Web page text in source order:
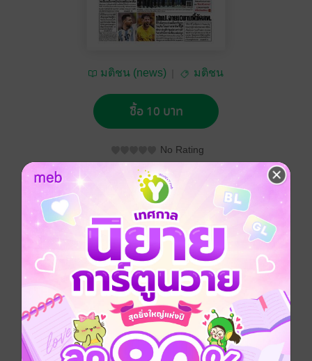
มติชน (news) มติชน
ซื้อ 10 บาท
No Rating
อยากได้ ซื้อเป็นของขวัญ ติดตาม แชร์
หนังสือพิมพ์มติชน วันเสาร์ที่ 3 ธันวาคม พ.ศ.2565
ประเภทไฟล์ pdf
วันที่วางขาย 02 ธันวาคม 2565
ความยาว 16 หน้า